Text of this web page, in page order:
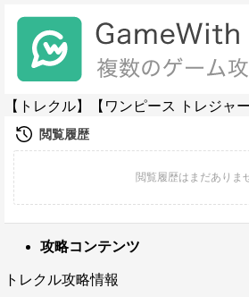
【トレクル】【ワンピース トレジャ
攻略コンテンツ
トレクル攻略情報